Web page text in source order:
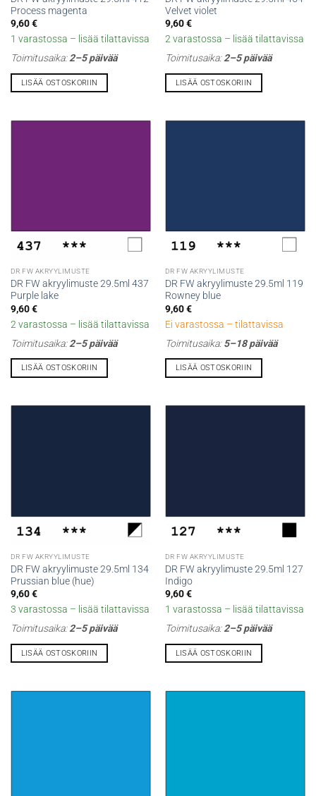
Process magenta
9,60€
1 varastossa – lisää tilattavissa
Toimitusaika:2–5 päivää
LISÄÄ OSTOSKORIIN
Velvet violet
9,60€
2 varastossa – lisää tilattavissa
Toimitusaika:2–5 päivää
LISÄÄ OSTOSKORIIN
DR FW AKRYYLIMUSTE
DR FW akryylimuste 29.5ml 437
Purple lake
9,60€
2 varastossa – lisää tilattavissa
Toimitusaika:2–5 päivää
LISÄÄ OSTOSKORIIN
DR FW AKRYYLIMUSTE
DR FW akryylimuste 29.5ml 119
Rowney blue
9,60€
Ei varastossa – tilattavissa
Toimitusaika:5–18 päivää
LISÄÄ OSTOSKORIIN
DR FW AKRYYLIMUSTE
DR FW akryylimuste 29.5ml 134
Prussian blue (hue)
9,60€
3 varastossa – lisää tilattavissa
Toimitusaika:2–5 päivää
LISÄÄ OSTOSKORIIN
DR FW AKRYYLIMUSTE
DR FW akryylimuste 29.5ml 127
Indigo
9,60€
1 varastossa – lisää tilattavissa
Toimitusaika:2–5 päivää
LISÄÄ OSTOSKORIIN